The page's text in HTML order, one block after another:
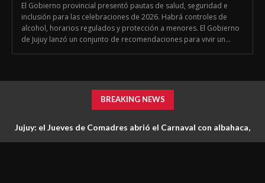
El Gobierno provincial presentó pautas de salud, seguridad e
inclusión para las celebraciones de 2026. Habrá controles de
alcohol, horarios regulados y protección a menores. El Gobierno
de Jujuy lanzó un conjunto de recomendaciones para vivir un...
BREAKING NEWS
Jujuy: el Jueves de Comadres abrió el Carnaval con albahaca,